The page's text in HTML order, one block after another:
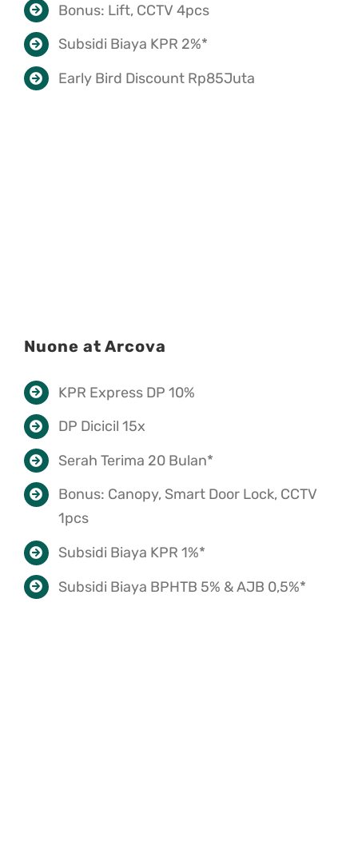
Bonus: Lift, CCTV 4pcs
Subsidi Biaya KPR 2%*
Early Bird Discount Rp85Juta
Nuone at Arcova
KPR Express DP 10%
DP Dicicil 15x
Serah Terima 20 Bulan*
Bonus: Canopy, Smart Door Lock, CCTV
1pcs
Subsidi Biaya KPR 1%*
Subsidi Biaya BPHTB 5% & AJB 0,5%*